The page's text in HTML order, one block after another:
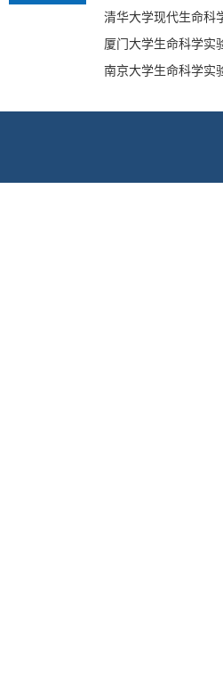
清华大学现代生命科
厦门大学生命科学实
南京大学生命科学实